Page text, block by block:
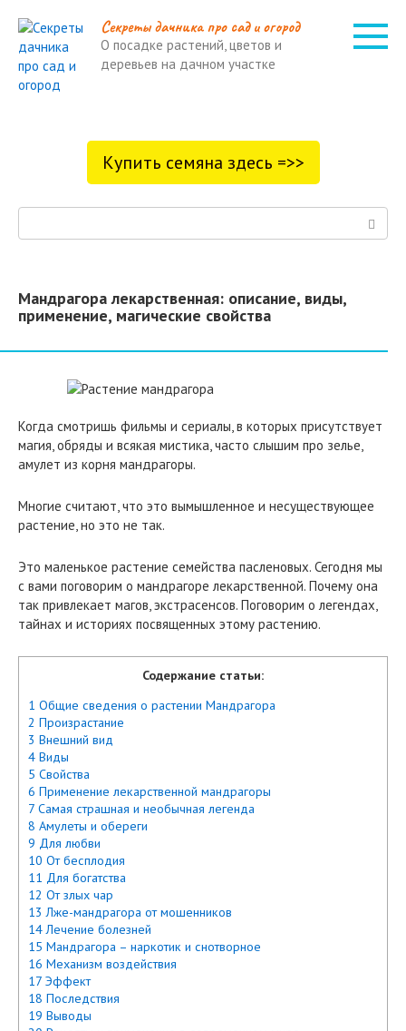
контенту
Cекреты дачника про сад и огород
О посадке растений, цветов и
деревьев на дачном участке
Купить семяна здесь =>>
Мандрагора лекарственная: описание, виды,
применение, магические свойства
Когда смотришь фильмы и сериалы, в которых присутствует
магия, обряды и всякая мистика, часто слышим про зелье,
амулет из корня мандрагоры.
Многие считают, что это вымышленное и несуществующее
растение, но это не так.
Это маленькое растение семейства пасленовых. Сегодня мы
с вами поговорим о мандрагоре лекарственной. Почему она
так привлекает магов, экстрасенсов. Поговорим о легендах,
тайнах и историях посвященных этому растению.
Содержание статьи:
1 Общие сведения о растении Мандрагора
2 Произрастание
3 Внешний вид
4 Виды
5 Свойства
6 Применение лекарственной мандрагоры
7 Самая страшная и необычная легенда
8 Амулеты и обереги
9 Для любви
10 От бесплодия
11 Для богатства
12 От злых чар
13 Лже-мандрагора от мошенников
14 Лечение болезней
15 Мандрагора – наркотик и снотворное
16 Механизм воздействия
17 Эффект
18 Последствия
19 Выводы